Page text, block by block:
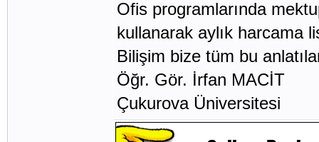
Ofis programlarında
kullanarak aylık harcama
Bilişim bize tüm bu
Öğr. Gör. İrfan MACİT
Çukurova Üniversitesi